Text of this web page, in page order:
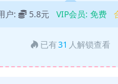
户: 5.8元 VIP会员: 免费
已有31 人解锁查看